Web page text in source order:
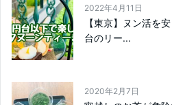
2022年4月11日
【東京】ヌン活を
台のリー...
2020年2月7日